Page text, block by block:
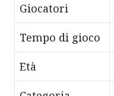
Giocatori
Tempo di gioco
Età